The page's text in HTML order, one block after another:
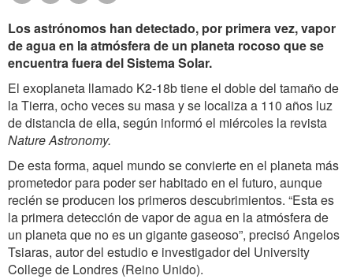
Los astrónomos han detectado, por primera vez, vapor
de agua en la atmósfera de un planeta rocoso que se
encuentra fuera del Sistema Solar.
El exoplaneta llamado K2-18b tiene el doble del tamaño de
la Tierra, ocho veces su masa y se localiza a 110 años luz
de distancia de ella, según informó el miércoles la revista
Nature Astronomy.
De esta forma, aquel mundo se convierte en el planeta más
prometedor para poder ser habitado en el futuro, aunque
recién se producen los primeros descubrimientos. “Esta es
la primera detección de vapor de agua en la atmósfera de
un planeta que no es un gigante gaseoso”, precisó Angelos
Tsiaras, autor del estudio e investigador del University
College de Londres (Reino Unido).